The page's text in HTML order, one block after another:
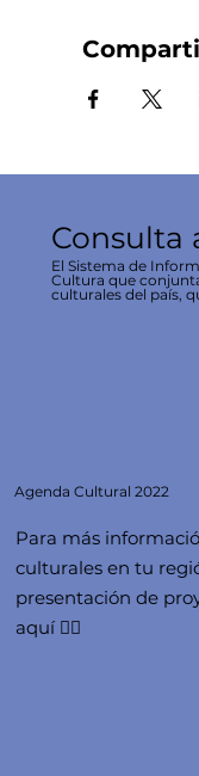
Consulta
El Sistema de
Cultura que
culturales del país,
Agenda Cultural 2022
Para más
culturales en tu
presentación de
aquí 👇🏻